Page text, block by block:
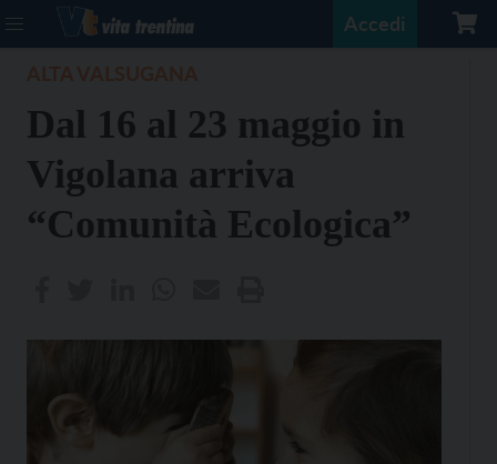
Accedi
Dal 16 al 23 maggio in
Vigolana arriva
“Comunità Ecologica”